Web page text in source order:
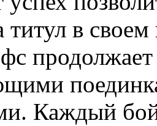
титул в
продолжает
Каждый